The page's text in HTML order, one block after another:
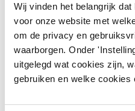
Wij vinden het belangrijk
voor onze website met
om de privacy en
waarborgen. Onder
uitgelegd wat cookies zijn,
gebruiken en welke cookies
LESSEAU is opgeschaald
miljoen handwasjes!
Dit vroeg om een nieuw pand,
voorzien van alle faciliteiten.
heeft LESSEAU versterking in